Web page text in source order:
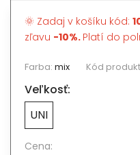
🌞 Zadaj v košíku kód:
zľavu -10%. Platí do
Farba: mix Kód
Veľkosť:
UNI
Cena: